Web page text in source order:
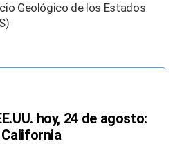
Geológico de los Estados
hoy, 24 de agosto: